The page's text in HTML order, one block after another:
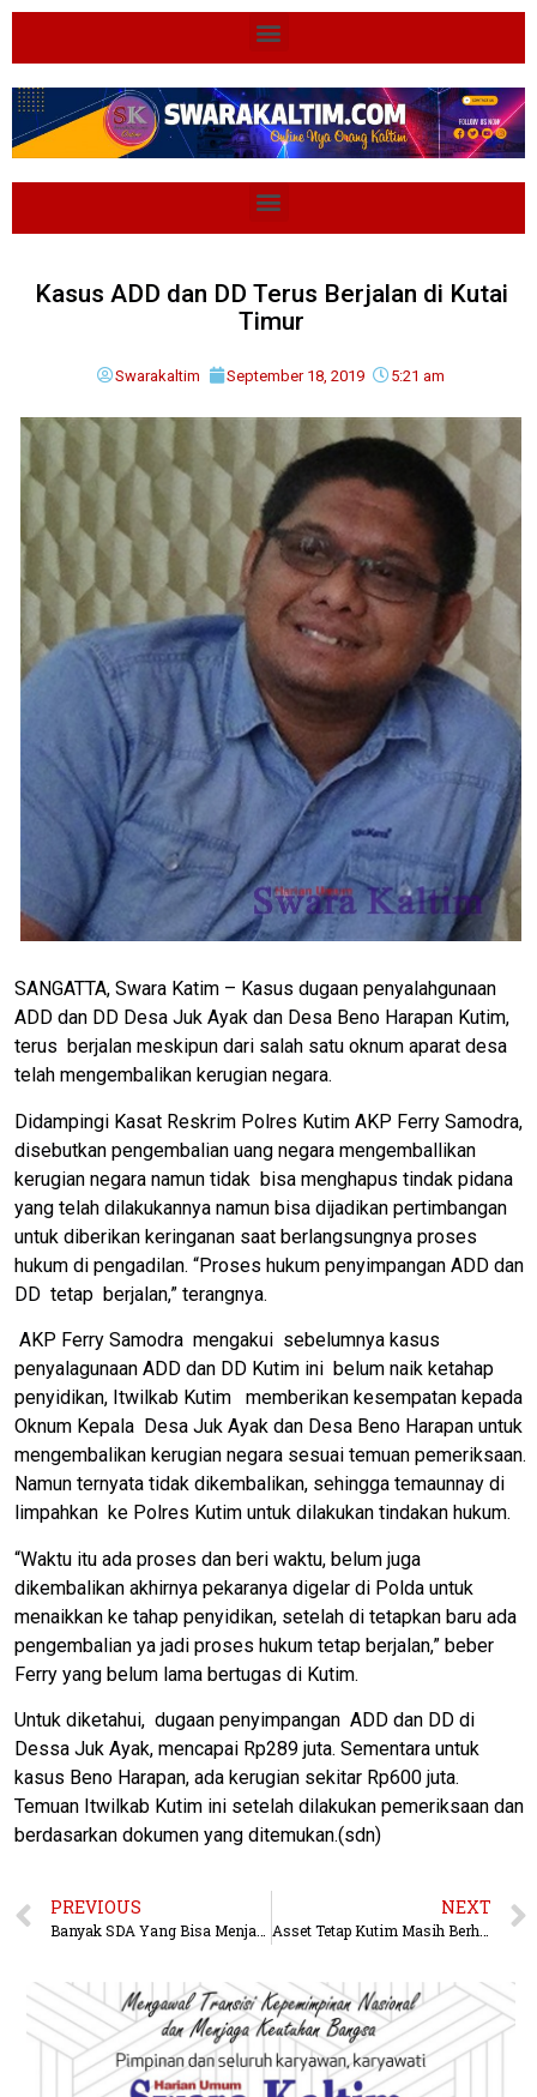
Kasus ADD dan DD Terus Berjalan di Kutai
Timur
Swarakaltim September 18, 2019 5:21 am
SANGATTA, Swara Katim – Kasus dugaan penyalahgunaan
ADD dan DD Desa Juk Ayak dan Desa Beno Harapan Kutim,
terus berjalan meskipun dari salah satu oknum aparat desa
telah mengembalikan kerugian negara.
Didampingi Kasat Reskrim Polres Kutim AKP Ferry Samodra,
disebutkan pengembalian uang negara mengemballikan
kerugian negara namun tidak bisa menghapus tindak pidana
yang telah dilakukannya namun bisa dijadikan pertimbangan
untuk diberikan keringanan saat berlangsungnya proses
hukum di pengadilan. “Proses hukum penyimpangan ADD dan
DD tetap berjalan,” terangnya.
AKP Ferry Samodra mengakui sebelumnya kasus
penyalagunaan ADD dan DD Kutim ini belum naik ketahap
penyidikan, Itwilkab Kutim memberikan kesempatan kepada
Oknum Kepala Desa Juk Ayak dan Desa Beno Harapan untuk
mengembalikan kerugian negara sesuai temuan pemeriksaan.
Namun ternyata tidak dikembalikan, sehingga temaunnay di
limpahkan ke Polres Kutim untuk dilakukan tindakan hukum.
“Waktu itu ada proses dan beri waktu, belum juga
dikembalikan akhirnya pekaranya digelar di Polda untuk
menaikkan ke tahap penyidikan, setelah di tetapkan baru ada
pengembalian ya jadi proses hukum tetap berjalan,” beber
Ferry yang belum lama bertugas di Kutim.
Untuk diketahui, dugaan penyimpangan ADD dan DD di
Dessa Juk Ayak, mencapai Rp289 juta. Sementara untuk
kasus Beno Harapan, ada kerugian sekitar Rp600 juta.
Temuan Itwilkab Kutim ini setelah dilakukan pemeriksaan dan
berdasarkan dokumen yang ditemukan.(sdn)
PREVIOUS
Banyak SDA Yang Bisa Menjadi Bahan Membatik
NEXT
Asset Tetap Kutim Masih Berhamburan